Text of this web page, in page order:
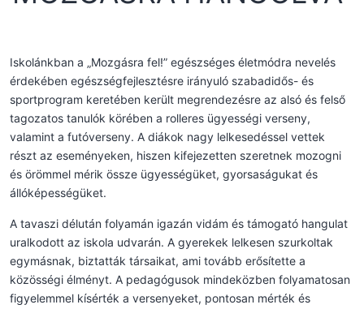
Iskolánkban a „Mozgásra fel!” egészséges életmódra nevelés
érdekében egészségfejlesztésre irányuló szabadidős- és
sportprogram keretében került megrendezésre az alsó és felső
tagozatos tanulók körében a rolleres ügyességi verseny,
valamint a futóverseny. A diákok nagy lelkesedéssel vettek
részt az eseményeken, hiszen kifejezetten szeretnek mozogni
és örömmel mérik össze ügyességüket, gyorsaságukat és
állóképességüket.
A tavaszi délután folyamán igazán vidám és támogató hangulat
uralkodott az iskola udvarán. A gyerekek lelkesen szurkoltak
egymásnak, biztatták társaikat, ami tovább erősítette a
közösségi élményt. A pedagógusok mindeközben folyamatosan
figyelemmel kísérték a versenyeket, pontosan mérték és